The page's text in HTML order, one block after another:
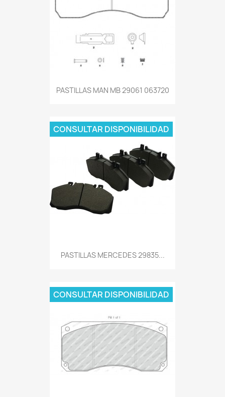
PASTILLAS MAN MB 29061 063720
PASTILLAS MERCEDES 29835...
CONSULTAR DISPONIBILIDAD
CONSULTAR DISPONIBILIDAD